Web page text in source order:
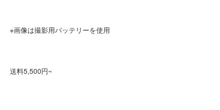
※画像は撮影用バッテリーを使用
送料5,500円~